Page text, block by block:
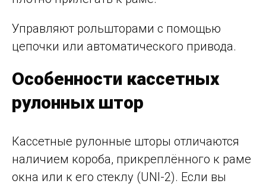
Управляют рольшторами с помощью
цепочки или автоматического привода.
Особенности кассетных
рулонных штор
Кассетные рулонные шторы отличаются
наличием короба, прикреплённого к раме
окна или к его стеклу (UNI-2). Если вы